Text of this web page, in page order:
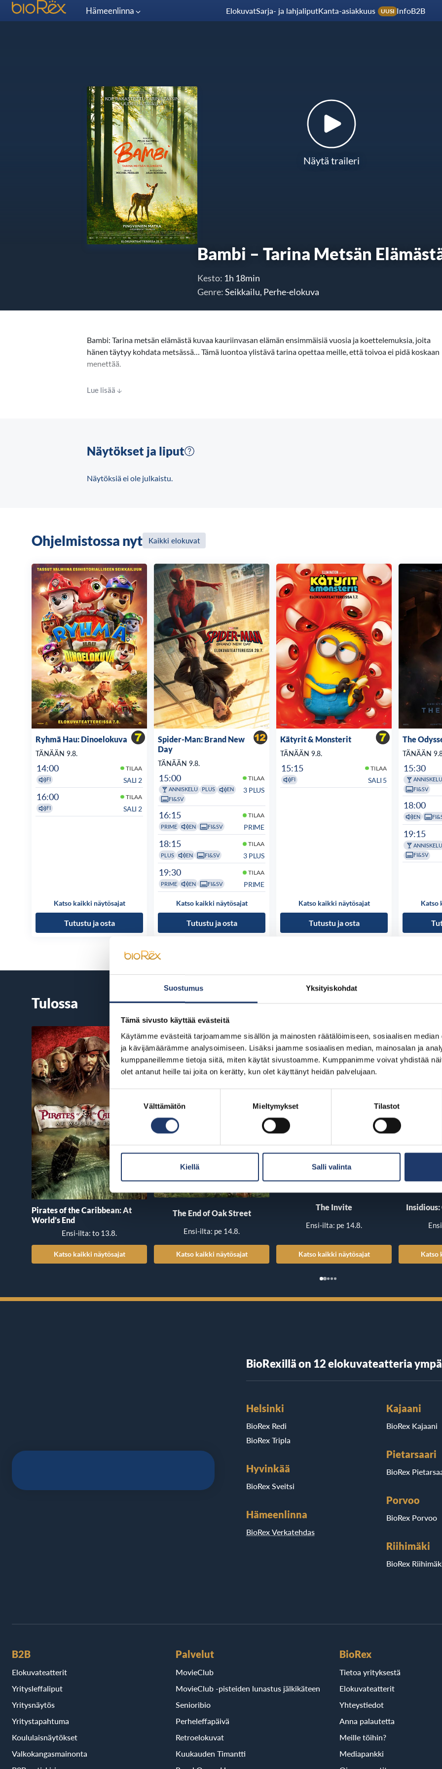
Suostumus Yksityiskohdat
Tämä sivusto käyttää evästeitä
Käytämme evästeitä tarjoamamme sisällön ja mainosten räätälöimiseen, sosiaalisen
ja kävijämäärämme analysoimiseen. Lisäksi jaamme sosiaalisen median, mainosalan ja
kumppaneillemme tietoja siitä, miten käytät sivustoamme. Kumppanimme voivat yhdistää
olet antanut heille tai joita on kerätty, kun olet käyttänyt heidän palvelujaan.
valinta
Välttämätön Mieltymykset Tilastot
Kiellä Salli valinta
Hämeenlinna ElokuvatSarja- ja lahjaliputKanta-asiakkuus UUSI InfoB2B
Näytä traileri
Bambi – Tarina Metsän
Kesto: 1h 18min
Genre:Seikkailu, Perhe-elokuva
Bambi: Tarina metsän elämästä kuvaa kauriinvasan elämän ensimmäisiä vuosia ja koettelemuksia, joita
hänen täytyy kohdata metsässä… Tämä luontoa ylistävä tarina opettaa meille, että toivoa ei pidä koskaan
menettää.
Äitinsä rinnalla nuori kauriinvasa ihmettelee elämänsä ensimmäisinä päivinä kaikkea ympärillään. Äiti on
kasvamaan aikuiseksi.
Lue lisää
Näytökset ja liput
Näytöksiä ei ole julkaistu.
Ohjelmistossa nyt Kaikki elokuvat
Ryhmä Hau: Dinoelokuva
TÄNÄÄN 9.8.
14:00 TILAA
FI SALI 2
16:00 TILAA
FI SALI 2
Katso kaikki näytösajat
Tutustu ja osta
Spider-Man: Brand New
Day
TÄNÄÄN 9.8.
15:00 TILAA
ANNISKELU PLUS
EN
FI&SV
3 PLUS
16:15 TILAA
PRIME EN FI&SV PRIME
18:15 TILAA
PLUS EN FI&SV 3 PLUS
19:30 TILAA
PRIME EN FI&SV PRIME
Katso kaikki näytösajat
Tutustu ja osta
Kätyrit & Monsterit
TÄNÄÄN 9.8.
15:15 TILAA
FI SALI 5
Katso kaikki näytösajat
Tutustu ja osta
The
TÄNÄÄN
15:30
ANNISKELU
FI&SV
18:00
EN
19:15
ANNISKELU
FI&SV
Katso
Tulossa
Pirates of the Caribbean: At
World’s End
Ensi-ilta: to 13.8.
Katso kaikki näytösajat
The End of Oak Street
Ensi-ilta: pe 14.8.
Katso kaikki näytösajat
The Invite
Ensi-ilta: pe 14.8.
Katso kaikki näytösajat Katso
BioRexillä on 12 elokuvateatteria
Helsinki
BioRex Redi
BioRex Tripla
Hyvinkää
BioRex Sveitsi
Hämeenlinna
BioRex Verkatehdas
Kajaani
BioRex Kajaani
Pietarsaari
BioRex
Porvoo
BioRex Porvoo
Riihimäki
BioRex
B2B
Elokuvateatterit
Yritysleffaliput
Yritysnäytös
Yritystapahtuma
Koululaisnäytökset
Valkokangasmainonta
Palvelut
MovieClub
MovieClub -pisteiden lunastus jälkikäteen
Senioribio
Perheleffapäivä
Retroelokuvat
Kuukauden Timantti
BioRex
Tietoa yrityksestä
Elokuvateatterit
Yhteystiedot
Anna palautetta
Meille töihin?
Mediapankki